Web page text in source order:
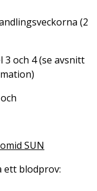
(2
3 och 4 (se avsnitt
SUN
ett blodprov: